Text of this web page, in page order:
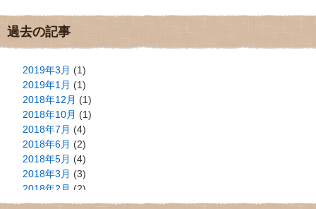
過去の記事
2019年3月 (1)
2019年1月 (1)
2018年12月 (1)
2018年10月 (1)
2018年7月 (4)
2018年6月 (2)
2018年5月 (4)
2018年3月 (3)
2018年2月 (2)
2018年1月(2)